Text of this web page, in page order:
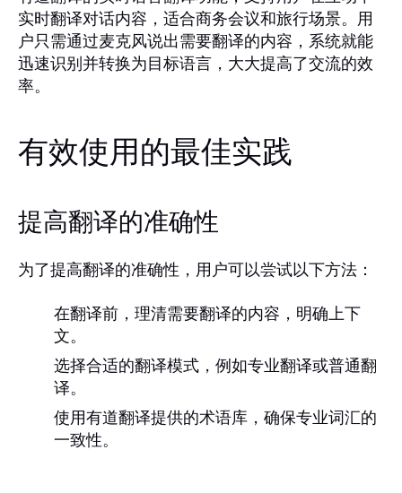
实时翻译对话内容，适合商务会议和旅行场景。用
户只需通过麦克风说出需要翻译的内容，系统就能
迅速识别并转换为目标语言，大大提高了交流的效
率。
有效使用的最佳实践
提高翻译的准确性
为了提高翻译的准确性，用户可以尝试以下方法：
在翻译前，理清需要翻译的内容，明确上下
文。
选择合适的翻译模式，例如专业翻译或普通翻
译。
使用有道翻译提供的术语库，确保专业词汇的
一致性。